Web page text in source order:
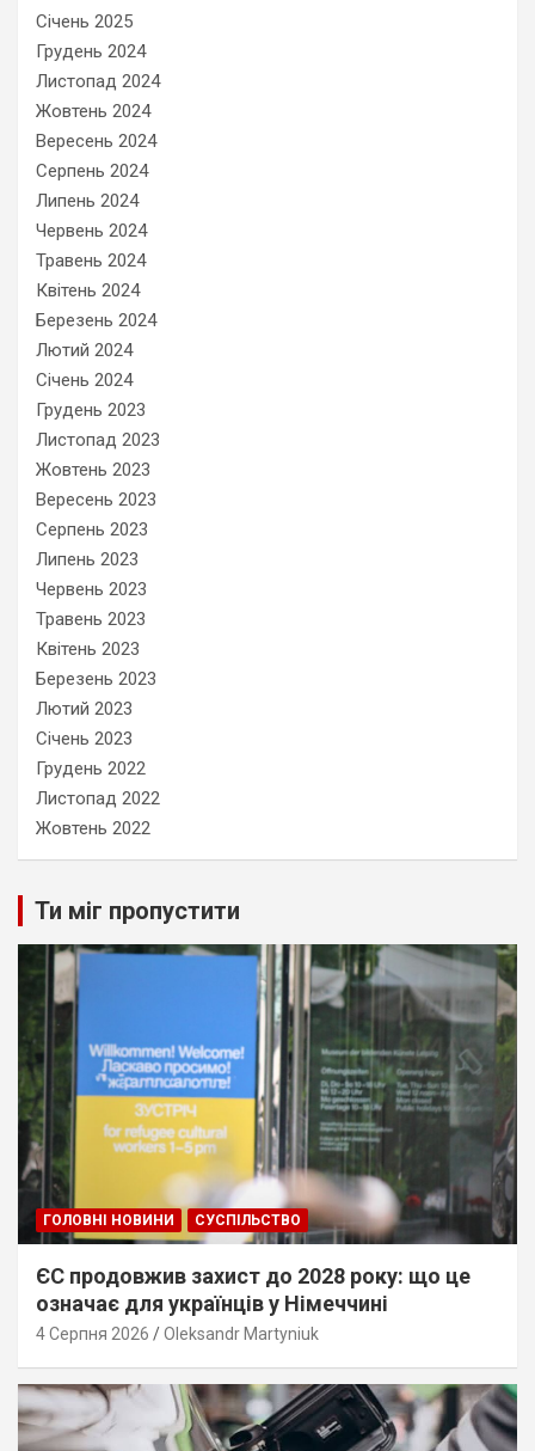
Січень 2025
Грудень 2024
Листопад 2024
Жовтень 2024
Вересень 2024
Серпень 2024
Липень 2024
Червень 2024
Травень 2024
Квітень 2024
Березень 2024
Лютий 2024
Січень 2024
Грудень 2023
Листопад 2023
Жовтень 2023
Вересень 2023
Серпень 2023
Липень 2023
Червень 2023
Травень 2023
Квітень 2023
Березень 2023
Лютий 2023
Січень 2023
Грудень 2022
Листопад 2022
Жовтень 2022
Ти міг пропустити
ГОЛОВНІ НОВИНИ СУСПІЛЬСТВО
ЄС продовжив захист до 2028 року: що це
означає для українців у Німеччині
4 Серпня 2026 Oleksandr Martyniuk